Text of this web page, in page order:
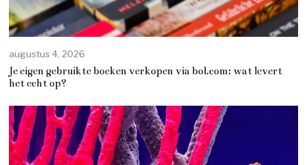
augustus 4, 2026
Je eigen gebruikte boeken verkopen via bol.com: wat levert
het echt op?